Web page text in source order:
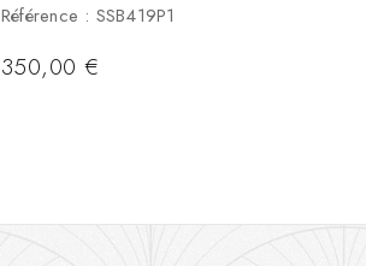
Référence : SSB419P1
350,00 €